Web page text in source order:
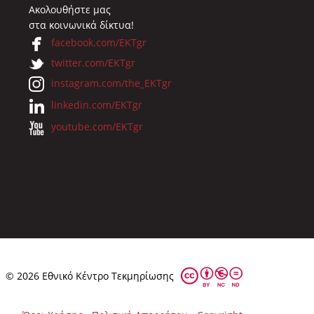
Ακολουθήστε μας
στα κοινωνικά δίκτυα!
facebook.com/EKTgr
twitter.com/EKTgr
instagram.com/the_EKTgr
linkedin.com/EKTgr
youtube.com/EKTgr
© 2026 Eθνικό Κέντρο Τεκμηρίωσης